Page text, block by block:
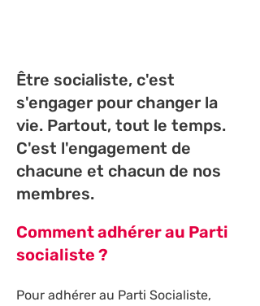
Être socialiste, c'est
s'engager pour changer la
vie. Partout, tout le temps.
C'est l'engagement de
chacune et chacun de nos
membres.
Comment adhérer au Parti
socialiste ?
Pour adhérer au Parti Socialiste,